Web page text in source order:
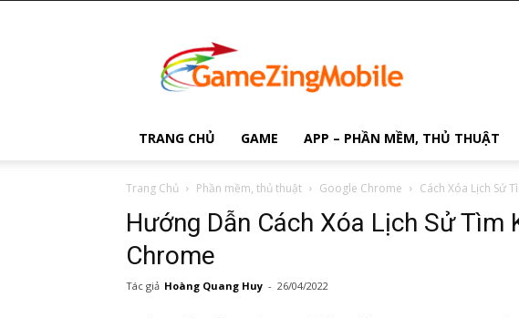
Zing
Mobile
TRANG CHỦ GAME APP – PHẦN MỀM, THỦ THUẬT
Trang Chủ Phần mềm, thủ thuật Google Chrome Cách Xóa Lịch Sử
Hướng Dẫn Cách Xóa Lịch Sử Tìm
Chrome
Tác giả Hoàng Quang Huy - 26/04/2022